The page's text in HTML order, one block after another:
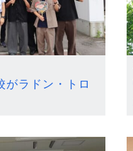
がラドン・トロ